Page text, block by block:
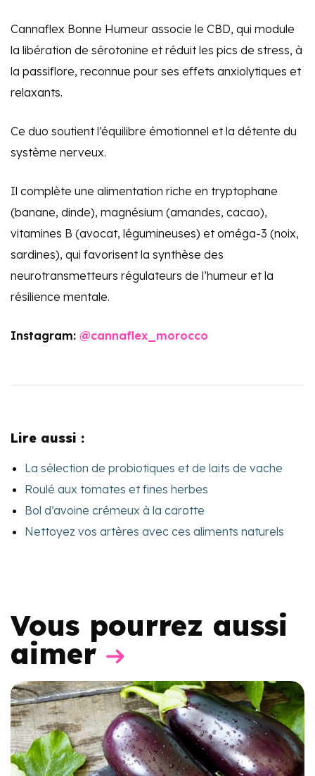
Cannaflex Bonne Humeur associe le CBD, qui module
la libération de sérotonine et réduit les pics de stress, à
la passiflore, reconnue pour ses effets anxiolytiques et
relaxants.
Ce duo soutient l’équilibre émotionnel et la détente du
système nerveux.
Il complète une alimentation riche en tryptophane
(banane, dinde), magnésium (amandes, cacao),
vitamines B (avocat, légumineuses) et oméga-3 (noix,
sardines), qui favorisent la synthèse des
neurotransmetteurs régulateurs de l’humeur et la
résilience mentale.
Instagram: @cannaflex_morocco
Lire aussi :
La sélection de probiotiques et de laits de vache
Roulé aux tomates et fines herbes
Bol d’avoine crémeux à la carotte
Nettoyez vos artères avec ces aliments naturels
Vous pourrez aussi
aimer